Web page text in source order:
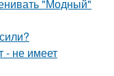
"Модный"
- не имеет